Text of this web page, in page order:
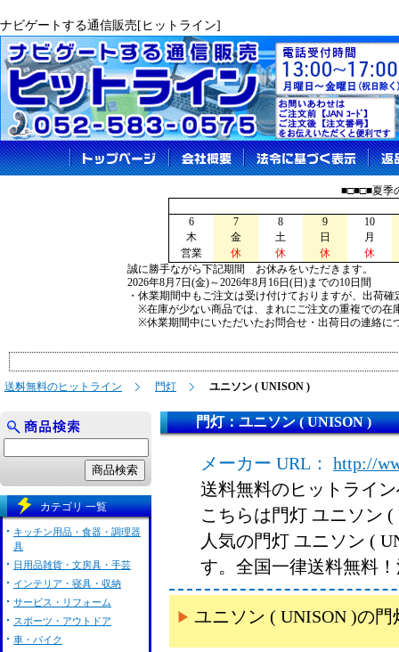
ナビゲートする通信販売[ヒットライン]
■□■□■夏季
6 7 8 9
10
木
金 土 日
月
営業
休 休 休
休
誠に勝手ながら下記期間 お休みをいただきます。
2026年8月7日(金)～2026年8月16日(日)までの10日間
・休業期間中もご注文は受け付けておりますが、出荷
※在庫が少ない商品では、まれにご注文の重複での在
※休業期間中にいただいたお問合せ・出荷日の連絡に
送料無料のヒットライン 門灯 ユニソン ( UNISON )
門灯：ユニソン ( UNISON )
メーカー URL：
http://
送料無料のヒットライ
こちらは門灯 ユニソン
人気の門灯 ユニソン (
す。全国一律送料無料
ユニソン ( UNISON )の
カテゴリ 一覧
キッチン用品・食器・調理器
具
日用品雑貨・文房具・手芸
インテリア・寝具・収納
サービス・リフォーム
スポーツ・アウトドア
車・バイク